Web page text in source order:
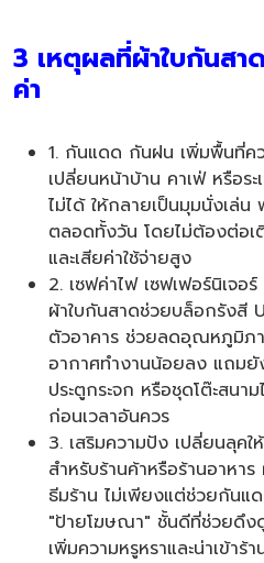
3 เหตุผลที่ผ้าใบกันส
ค่า
1. กันแดด กันฝน เพิ่มพื้นที่ค
เปลี่ยนหน้าบ้าน คาเฟ่ หรือร
ไม่ได้ ให้กลายเป็นมุมนั่งเล่
ตลอดทั้งวัน โดยไม่ต้องต่อเ
และเสียค่าใช้จ่ายสูง
2. เซฟค่าไฟ เซฟเฟอร์นิเจอร์
ผ้าใบกันสาดช่วยบล็อกรังสี
ตัวอาคาร ช่วยลดอุณหภูมิภา
อากาศทำงานน้อยลง แถมยั
ประตูกระจก หรือชุดโต๊ะสนา
ก่อนเวลาอันควร
3. เสริมความปัง เปลี่ยนลุคใ
สำหรับร้านค้าหรือร้านอาหา
ธีมร้าน ไม่เพียงแต่ช่วยกันแ
"ป้ายโฆษณา" ชั้นดีที่ช่วยดึง
เพิ่มความหรูหราและน่าเข้าร้